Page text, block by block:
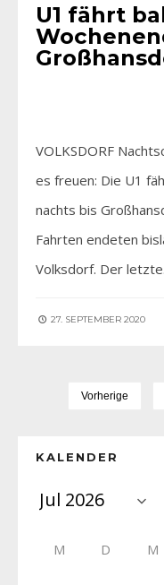
U1 fährt
VOLKSDORF
es freuen: Die U1
nachts bis
Fahrten endeten
Volksdorf. Der
27. SEPTEMBER 2020
Vorherige
KALENDER
M D M